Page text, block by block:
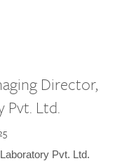
Director,
Pvt. Ltd.
Pvt. Ltd.